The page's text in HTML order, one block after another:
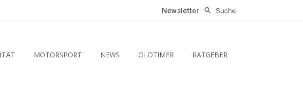
Newsletter Suche
MOTORSPORT NEWS OLDTIMER RATGEBER